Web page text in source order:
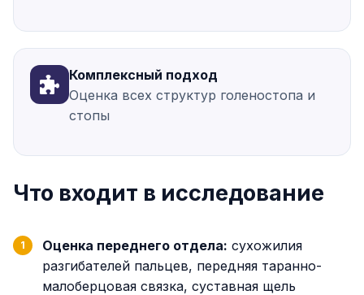
Комплексный подход
Оценка всех структур голеностопа и
стопы
Что входит в исследование
Оценка переднего отдела: сухожилия
разгибателей пальцев, передняя таранно-
малоберцовая связка, суставная щель